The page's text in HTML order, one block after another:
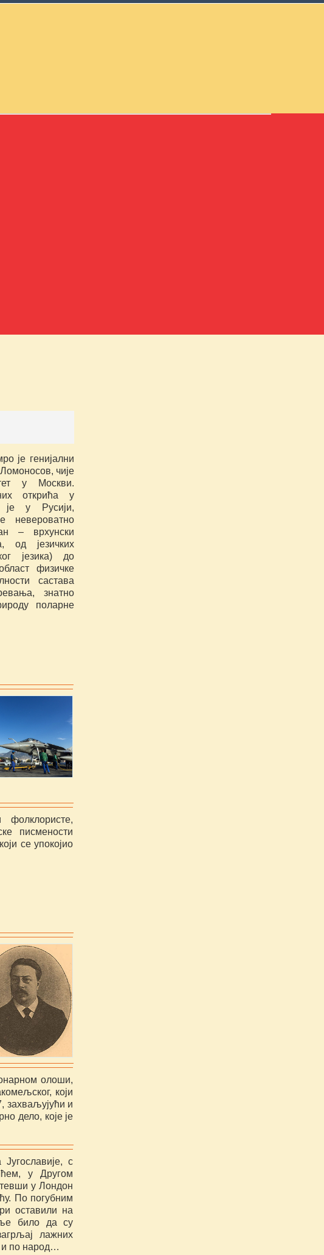
је генијални
чије
у Москви.
открића у
је у Русији,
невероватно
– врхунски
од језичких
језика) до
физичке
састава
знатно
поларне
писмености
се упокојио
олоши,
који
захваљујући и
дело, које је
с
у Другом
у Лондон
По погубним
оставили на
било да су
лажних
и по народ…